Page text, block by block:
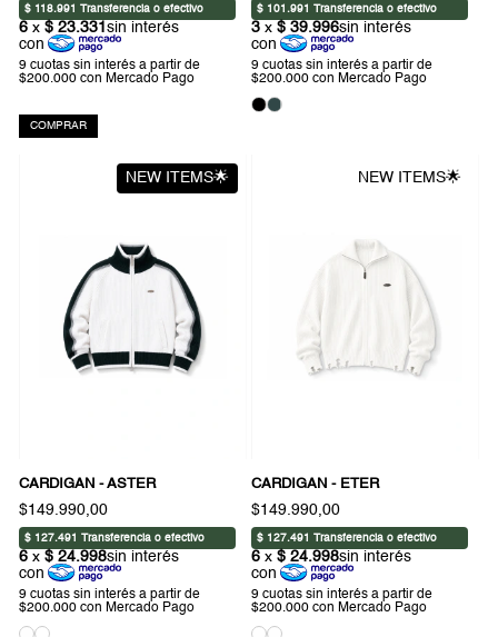
COMPRAR
CARDIGAN - ASTER
$149.990,00
CARDIGAN - ETER
$149.990,00